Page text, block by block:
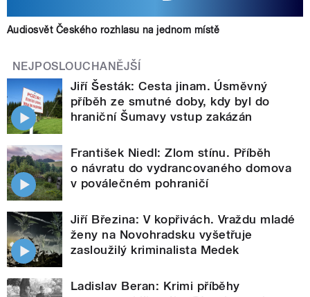
Audiosvět Českého rozhlasu na jednom místě
NEJPOSLOUCHANĚJŠÍ
Jiří Šesták: Cesta jinam. Úsměvný
příběh ze smutné doby, kdy byl do
hraniční Šumavy vstup zakázán
František Niedl: Zlom stínu. Příběh
o návratu do vydrancovaného domova
v poválečném pohraničí
Jiří Březina: V kopřivách. Vraždu mladé
ženy na Novohradsku vyšetřuje
zasloužilý kriminalista Medek
Ladislav Beran: Krimi příběhy